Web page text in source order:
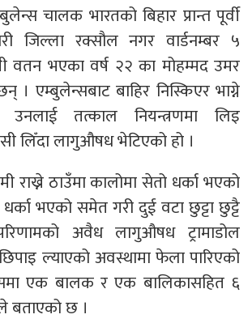
चालक भारतको बिहार प्रान्त पूर्वी
जिल्ला रक्सौल नगर वार्डनम्बर ५
वतन भएका वर्ष २२ का मोहम्मद उमर
। एम्बुलेन्सबाट बाहिर निस्किएर भाग्ने
उनलाई तत्काल नियन्त्रणमा लिइ
लिँदा लागुऔषध भेटिएको हो ।
राख्ने ठाउँमा कालोमा सेतो धर्का भएको
भएको समेत गरी दुई वटा छुट्टा छुट्टै
अवैध लागुऔषध ट्रामाडोल
ल्याएको अवस्थामा फेला पारिएको
एक बालक र एक बालिकासहित ६
बताएको छ ।